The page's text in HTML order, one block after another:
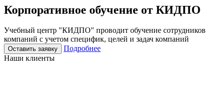
Корпоративное обучение от КИДПО
Учебный центр "КИДПО" проводит обучение сотрудников
компаний с учетом специфик, целей и задач компаний
Оставить заявку
Подробнее
Наши клиенты